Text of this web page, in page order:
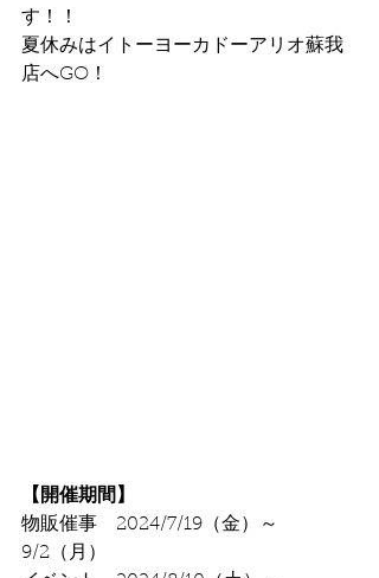
す！！
夏休みはイトーヨーカドーアリオ蘇我
店へGO！
【開催期間】
物販催事　2024/7/19（金）～
9/2（月）